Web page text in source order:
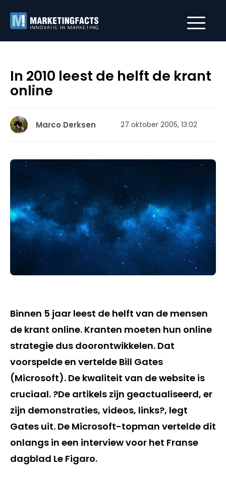
In 2010 leest de helft de krant
online
Marco Derksen 27 oktober 2005, 13:02
Binnen 5 jaar leest de helft van de mensen
de krant online. Kranten moeten hun online
strategie dus doorontwikkelen. Dat
voorspelde en vertelde Bill Gates
(Microsoft). De kwaliteit van de website is
cruciaal. ?De artikels zijn geactualiseerd, er
zijn demonstraties, videos, links?, legt
Gates uit. De Microsoft-topman vertelde dit
onlangs in een interview voor het Franse
dagblad Le Figaro.